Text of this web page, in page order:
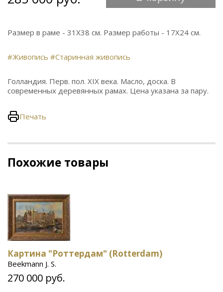
Размер в раме - 31Х38 см. Размер работы - 17Х24 см.
#Живопись #Старинная живопись
Голландия. Перв. пол. XIX века. Масло, доска. В
современных деревянных рамах. Цена указана за пару.
Печать
Похожие товары
Картина "Роттердам" (Rotterdam)
Beekmann J. S.
270 000 руб.